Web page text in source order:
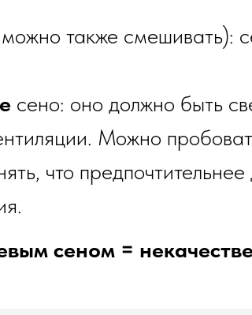
также смешивать):
сено: оно должно быть
Можно
что
сеном =